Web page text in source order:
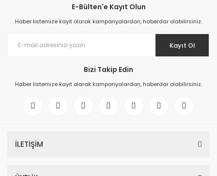
E-Bülten'e Kayıt Olun
Haber listemize kayıt olarak kampanyalardan, haberdar olabilirsiniz.
Kayıt Ol
Bizi Takip Edin
Haber listemize kayıt olarak kampanyalardan, haberdar olabilirsiniz.
İLETİŞİM